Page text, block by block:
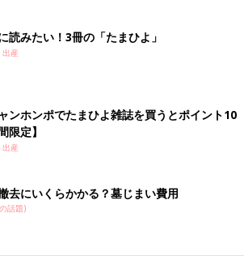
読みたい！3冊の「たまひよ」
出産
ンホンポでたまひよ雑誌を買うとポイント10
限定】
出産
去にいくらかかる？墓じまい費用
話題)